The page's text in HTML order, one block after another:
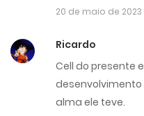
20 de maio de 2023
Ricardo
Cell do presente
alma ele teve.